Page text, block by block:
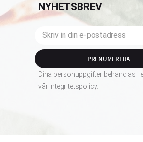
NYHETSBREV
PRENUMERERA
Dina personuppgifter behandlas i
vår integritetspolicy.